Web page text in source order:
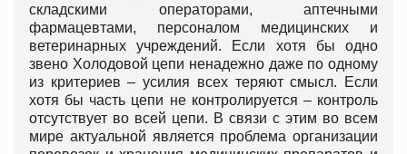
складскими операторами, аптечными
фармацевтами, персоналом медицинских и
ветеринарных учреждений. Если хотя бы одно
звено Холодовой цепи ненадежно даже по одному
из критериев – усилия всех теряют смысл. Если
хотя бы часть цепи не контролируется – контроль
отсутствует во всей цепи. В связи с этим во всем
мире актуальной является проблема организации